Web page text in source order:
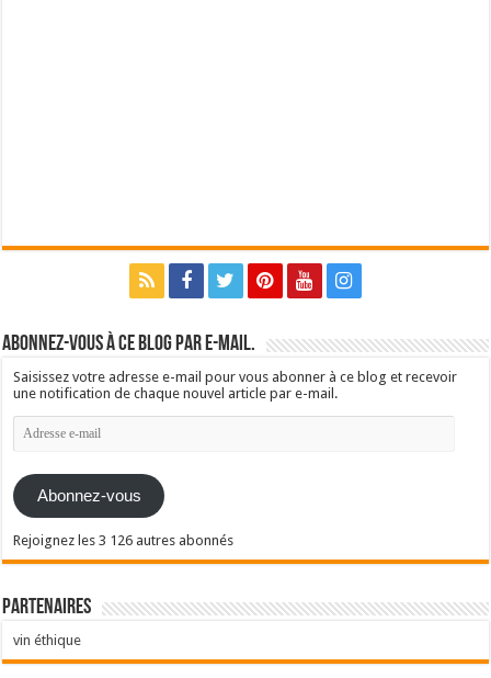
Abonnez-vous à ce blog par e-mail.
Saisissez votre adresse e-mail pour vous abonner à ce blog et recevoir
une notification de chaque nouvel article par e-mail.
Adresse
e-
Abonnez-vous
Rejoignez les 3 126 autres abonnés
Partenaires
vin éthique